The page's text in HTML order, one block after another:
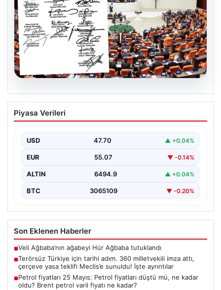
05.08.2026
Terörsüz Türkiye için tarihi adım. 360
milletvekili imza attı, çerçeve yasa
{"title":"Terörsüz Türkiye İçin Önemli Hukuki Adım: 360
Sunuldu","content":"Türkiye'de…
Piyasa Verileri
USD 47.70 ▲ +0.04%
EUR 55.07 ▼ -0.14%
ALTIN 6494.9 ▲ +0.04%
BTC 3065109 ▼ -0.20%
Son Eklenen Haberler
■Veli Ağbaba’nın ağabeyi Hür Ağbaba tutuklandı
■Terörsüz Türkiye için tarihi adım. 360 milletvekili imza attı,
çerçeve yasa teklifi Meclis’e sunuldu! İşte ayrıntılar
■Petrol fiyatları 25 Mayıs: Petrol fiyatları düştü mü, ne kadar
oldu? Brent petrol varil fiyatı ne kadar?